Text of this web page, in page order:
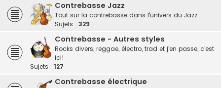
Contrebasse Jazz
Tout sur la contrebasse dans l'univers du Jazz
Sujets : 329
Contrebasse - Autres styles
Rocks divers, reggae, électro, trad et j'en passe, c'est
ici!
Sujets : 127
Contrebasse électrique